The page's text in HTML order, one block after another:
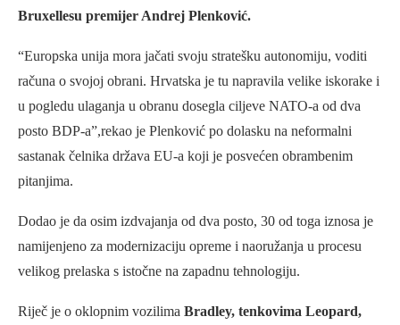
Bruxellesu premijer Andrej Plenković.
“Europska unija mora jačati svoju stratešku autonomiju, voditi
računa o svojoj obrani. Hrvatska je tu napravila velike iskorake i
u pogledu ulaganja u obranu dosegla ciljeve NATO-a od dva
posto BDP-a”,rekao je Plenković po dolasku na neformalni
sastanak čelnika država EU-a koji je posvećen obrambenim
pitanjima.
Dodao je da osim izdvajanja od dva posto, 30 od toga iznosa je
namijenjeno za modernizaciju opreme i naoružanja u procesu
velikog prelaska s istočne na zapadnu tehnologiju.
Riječ je o oklopnim vozilima Bradley, tenkovima Leopard,